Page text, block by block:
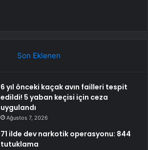
Son Eklenen
6 yıl önceki kaçak avın failleri tespit
edildi! 5 yaban keçisi için ceza
uygulandı
Ağustos 7, 2026
71 ilde dev narkotik operasyonu: 844
tutuklama